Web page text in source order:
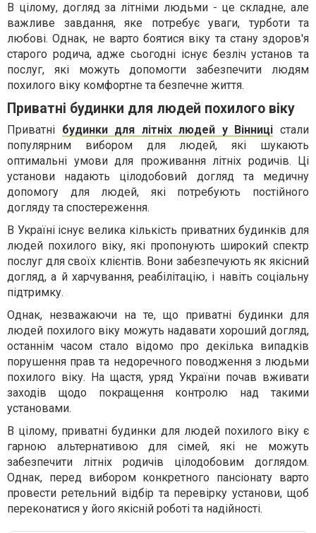
В цілому, догляд за літніми людьми - це складне, але
важливе завдання, яке потребує уваги, турботи та
любові. Однак, не варто боятися віку та стану здоров'я
старого родича, адже сьогодні існує безліч установ та
послуг, які можуть допомогти забезпечити людям
похилого віку комфортне та безпечне життя.
Приватні будинки для людей похилого віку
Приватні будинки для літніх людей у Вінниці стали
популярним вибором для людей, які шукають
оптимальні умови для проживання літніх родичів. Ці
установи надають цілодобовий догляд та медичну
допомогу для людей, які потребують постійного
догляду та спостереження.
В Україні існує велика кількість приватних будинків для
людей похилого віку, які пропонують широкий спектр
послуг для своїх клієнтів. Вони забезпечують як якісний
догляд, а й харчування, реабілітацію, і навіть соціальну
підтримку.
Однак, незважаючи на те, що приватні будинки для
людей похилого віку можуть надавати хороший догляд,
останнім часом стало відомо про декілька випадків
порушення прав та недоречного поводження з людьми
похилого віку. На щастя, уряд України почав вживати
заходів щодо покращення контролю над такими
установами.
В цілому, приватні будинки для людей похилого віку є
гарною альтернативою для сімей, які не можуть
забезпечити літніх родичів цілодобовим доглядом.
Однак, перед вибором конкретного пансіонату варто
провести ретельний відбір та перевірку установи, щоб
переконатися у його якісній роботі та надійності.